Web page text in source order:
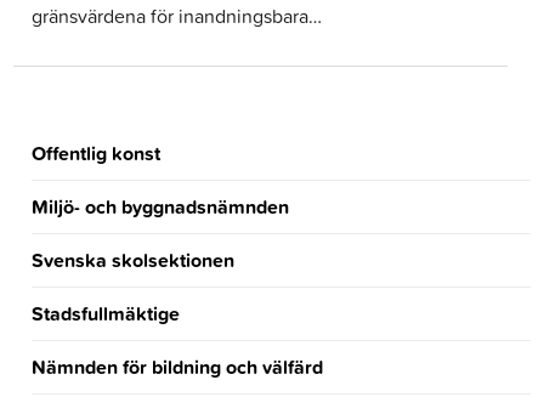
gränsvärdena för inandningsbara…
Offentlig konst
Miljö- och byggnadsnämnden
Svenska skolsektionen
Stadsfullmäktige
Nämnden för bildning och välfärd